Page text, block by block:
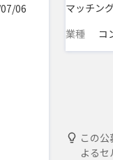
06
マッチン
業種
コ
この
よるセ